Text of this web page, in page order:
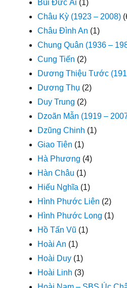
Bùi Đức Ái (1)
Châu Kỳ (1923 – 2008)
Châu Đình An (1)
Chung Quân (1936 –
Cung Tiến (2)
Dương Thiệu Tước
Dương Thụ (2)
Duy Trung (2)
Dzoãn Mẫn (1919 –
Dzũng Chinh (1)
Giao Tiên (1)
Hà Phương (4)
Hàn Châu (1)
Hiếu Nghĩa (1)
Hình Phước Liên (2)
Hình Phước Long (1)
Hồ Tấn Vũ (1)
Hoài An (1)
Hoài Duy (1)
Hoài Linh (3)